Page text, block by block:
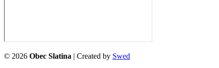
© 2026 Obec Slatina | Created by Swed